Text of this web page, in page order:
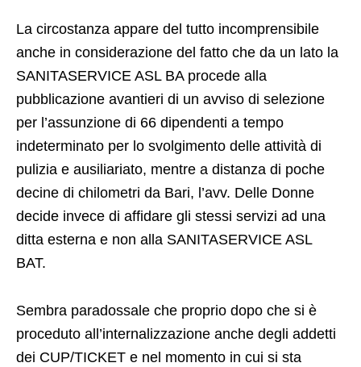
La circostanza appare del tutto incomprensibile
anche in considerazione del fatto che da un lato la
SANITASERVICE ASL BA procede alla
pubblicazione avantieri di un avviso di selezione
per l’assunzione di 66 dipendenti a tempo
indeterminato per lo svolgimento delle attività di
pulizia e ausiliariato, mentre a distanza di poche
decine di chilometri da Bari, l’avv. Delle Donne
decide invece di affidare gli stessi servizi ad una
ditta esterna e non alla SANITASERVICE ASL
BAT.
Sembra paradossale che proprio dopo che si è
proceduto all’internalizzazione anche degli addetti
dei CUP/TICKET e nel momento in cui si sta